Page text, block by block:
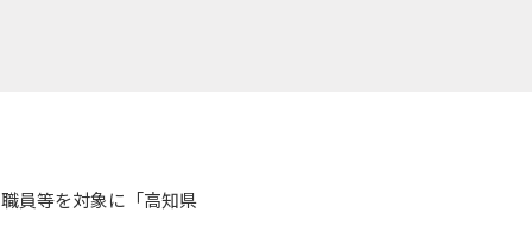
員等を対象に「高知県